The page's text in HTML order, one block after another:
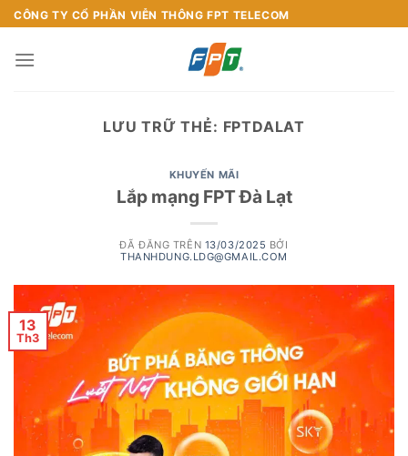
Chuyển
đến
nội
CÔNG TY CỔ PHẦN VIỄN THÔNG FPT TELECOM
LƯU TRỮ THẺ: FPTDALAT
KHUYẾN MÃI
Lắp mạng FPT Đà Lạt
ĐÃ ĐĂNG TRÊN 13/03/2025 BỞI
THANHDUNG.LDG@GMAIL.COM
13
Th3